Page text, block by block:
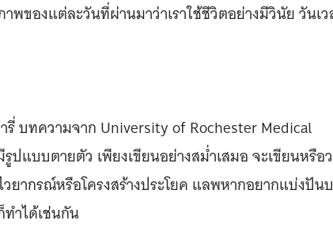
าพของแต่ละวันที่ผ่านมาว่าเราใช้ชีวิตอย่างมีวินัย วันเ
รี่ บทความจาก University of Rochester Medical
ปแบบตายตัว เพียงเขียนอย่างสม่ำเสมอ จะเขียนหรือ
วยากรณ์หรือโครงสร้างประโยค แลพหากอยากแบ่งปัน
ำได้เช่นกัน